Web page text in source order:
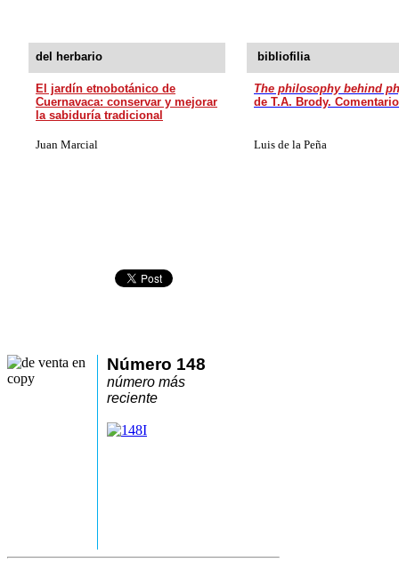
del herbario bibliofilia
El jardín etnobotánico de
Cuernavaca: conservar y mejorar
la sabiduría tradicional
The philosophy behind
de T.A. Brody.
Juan Marcial Luis de la Peña
Número 148
número más
reciente